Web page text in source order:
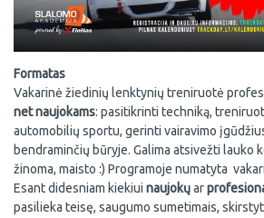
Formatas
Vakarinė žiedinių lenktynių treniruotė
net naujokams: pasitikrinti techniką,
automobilių sportu, gerinti vairavimo
bendraminčių būryje. Galima atsivežti lauko
žinoma, maisto :) Programoje numatyta
Esant didesniam kiekiui naujokųar
pasilieka teisę, saugumo sumetimais,